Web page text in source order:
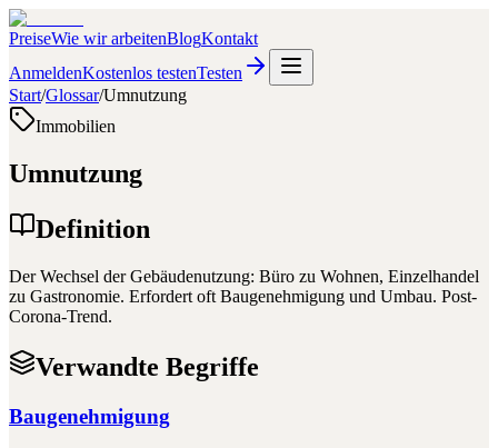
PreiseWie wir arbeitenBlogKontakt
AnmeldenKostenlos testenTesten
Start/Glossar/Umnutzung
Immobilien
Umnutzung
Definition
Der Wechsel der Gebäudenutzung: Büro zu Wohnen, Einzelhandel
zu Gastronomie. Erfordert oft Baugenehmigung und Umbau. Post-
Corona-Trend.
Verwandte Begriffe
Baugenehmigung